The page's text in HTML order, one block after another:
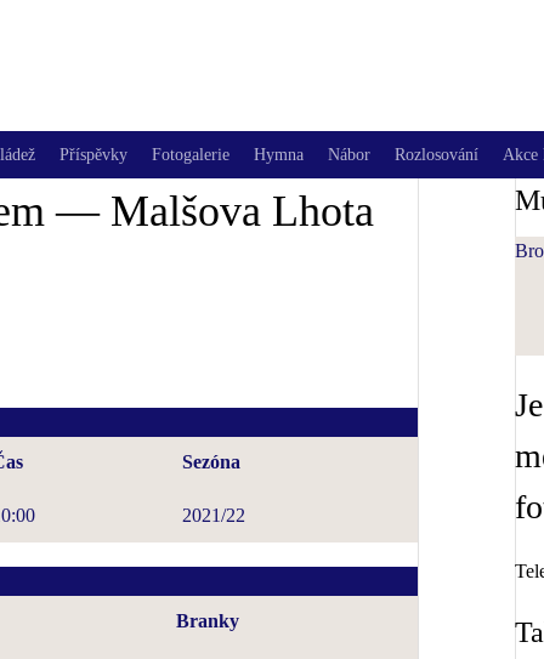
Příspěvky Fotogalerie Hymna Nábor Rozlosování Akce
— Malšova Lhota
Sezóna
2021/22
Branky